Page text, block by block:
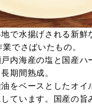
で水揚げされる新鮮
でさばいたもの。
内海産の塩と国産ハ
期間熟成。
をベースとしたオイ
ています。国産の旨